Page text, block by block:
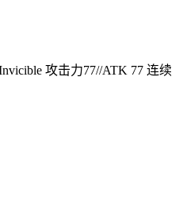
攻击力77//ATK 77 连续